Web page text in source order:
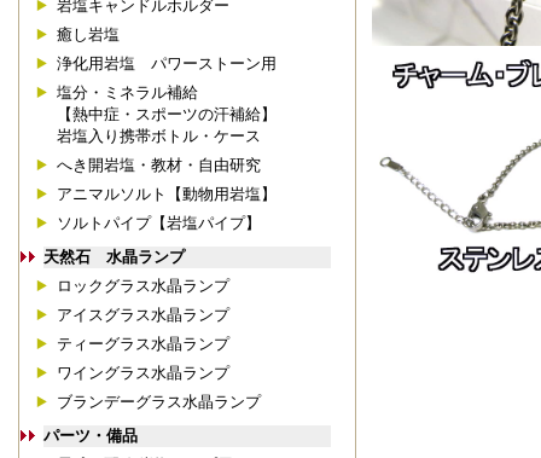
岩塩キャンドルホルダー
癒し岩塩
浄化用岩塩 パワーストーン用
塩分・ミネラル補給
【熱中症・スポーツの汗補給】
岩塩入り携帯ボトル・ケース
へき開岩塩・教材・自由研究
アニマルソルト【動物用岩塩】
ソルトパイプ【岩塩パイプ】
天然石 水晶ランプ
ロックグラス水晶ランプ
アイスグラス水晶ランプ
ティーグラス水晶ランプ
ワイングラス水晶ランプ
ブランデーグラス水晶ランプ
パーツ・備品